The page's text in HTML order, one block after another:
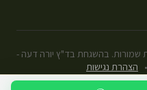
שמורות. בהשגחת בד"ץ יורה דעה -
• הצהרת נגישות